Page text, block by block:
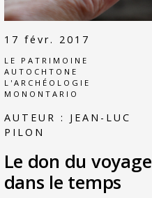
17 févr. 2017
LE PATRIMOINE
AUTOCHTONE
L'ARCHÉOLOGIE
MONONTARIO
AUTEUR : JEAN-LUC
PILON
Le don du voyage
dans le temps